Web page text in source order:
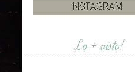
Lo + visto!